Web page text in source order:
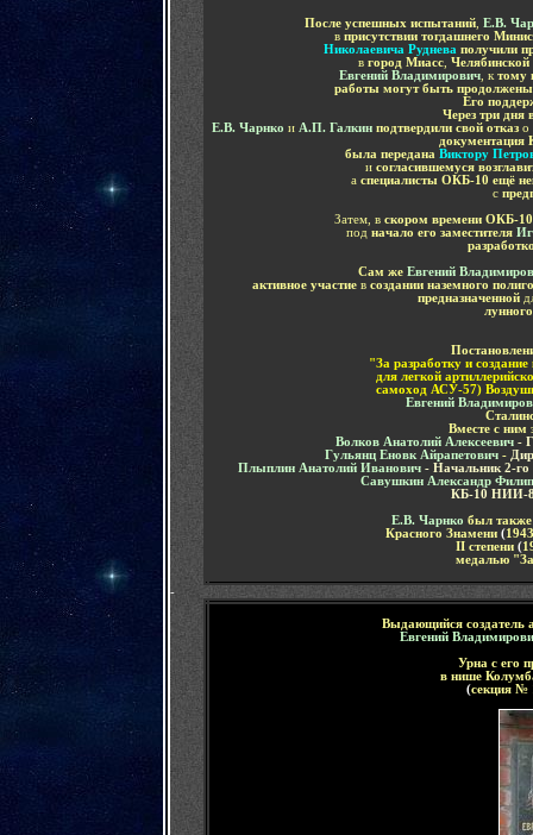
После успешных испытаний Е.В.
в присутствии тогдашнего
Николаевича Руднева получили
в город Миасс Челябинской
Евгений Владимирович , к тому
работы могут быть
Его
Через три дня
Е.В. Чарнко и А.П. Галкинподтвердили свой отказ о
документация
была передана Виктору
и согласившемуся
а специалисты ОКБ-10 ещё
с
Затем, в скором времени ОКБ-10
под начало его заместителя
Сам же Евгений
активное участиев создании наземного
предназначенной
"За разработку и
для легкой
самоход АСУ-57)
Евгений
Вместе с ним
Волков Анатолий Алексеевич -Г
Гульянц Еновк Айрапетович - Д
Плыплин Анатолий Иванович - Начальник 2-го
Савушкин Александр
КБ-10 НИИ-
Е.В. Чарнко был также
Красного Знамени (
II степени (
медалью
-
Выдающийся создатель
Евгений
Урна с его
в нише
(секция №